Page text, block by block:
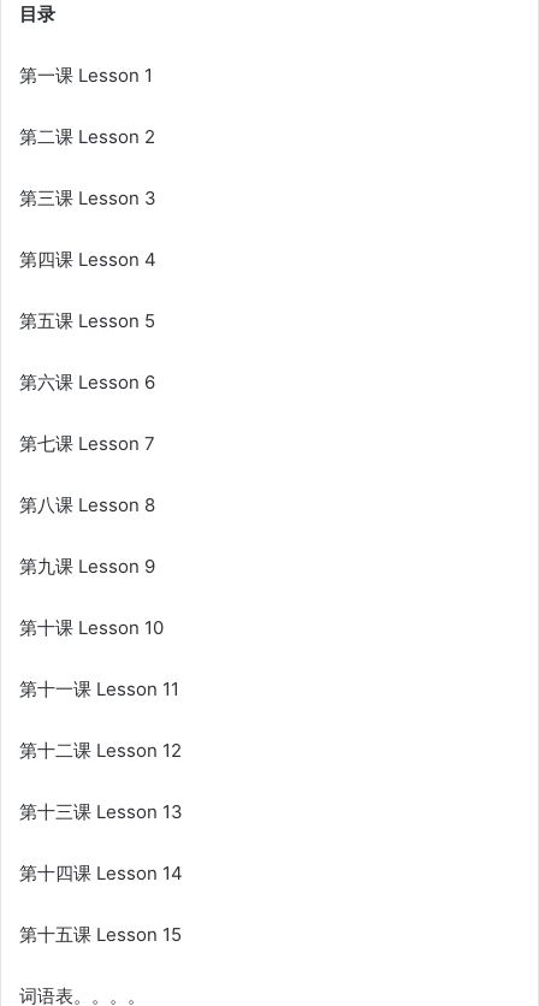
目录
第一课 Lesson 1
第二课 Lesson 2
第三课 Lesson 3
第四课 Lesson 4
第五课 Lesson 5
第六课 Lesson 6
第七课 Lesson 7
第八课 Lesson 8
第九课 Lesson 9
第十课 Lesson 10
第十一课 Lesson 11
第十二课 Lesson 12
第十三课 Lesson 13
第十四课 Lesson 14
第十五课 Lesson 15
词语表。。。。